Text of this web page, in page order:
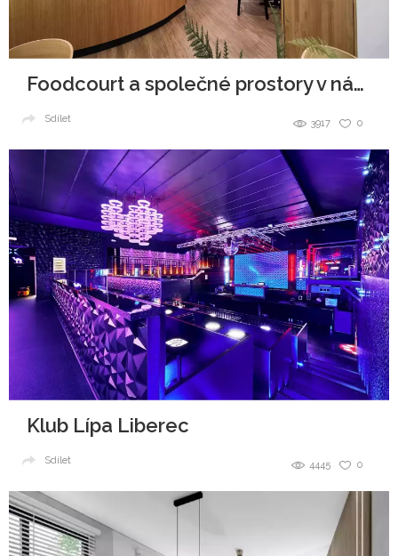
Foodcourt a společné prostory v nákupním centru
0
3917
Sdílet
Klub Lípa Liberec
0
4445
Sdílet